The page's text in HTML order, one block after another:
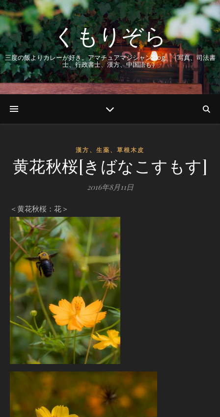
くもりぞら
三度の飯よりカレーが好き。アマチュアマジシャンBlog。（写真、司法書
士、行政書士、漢方、中国語も）
漢方、生薬、草根木皮
黄花秋桜[きばなこすもす]
2016年8月11日
＜黄花秋桜：花＞